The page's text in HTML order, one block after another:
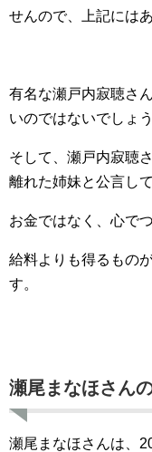
せんので、上記には
有名な瀬戸内寂聴さ
いのではないでしょ
そして、瀬戸内寂聴
離れた姉妹と公言し
お金ではなく、心で
給料よりも得るもの
す。
瀬尾まなほさん
瀬尾まなほさんは、